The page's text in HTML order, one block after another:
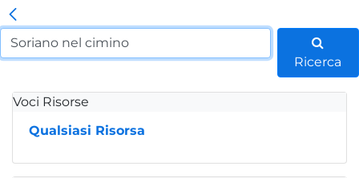
Ricerca
Voci Risorse
Qualsiasi Risorsa